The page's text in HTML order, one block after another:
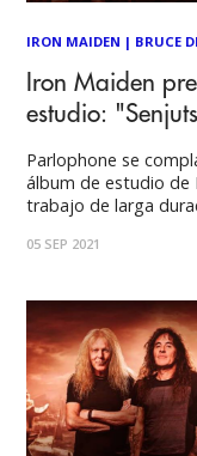
IRON MAIDEN | BRUCE
Iron Maiden
estudio:
Parlophone se
álbum de estudio de
trabajo de larga
producción de Steve
05 SEP 2021